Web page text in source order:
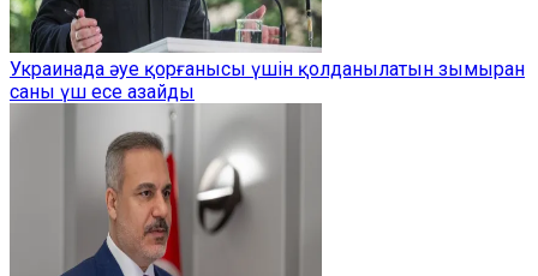
Украинада әуе қорғанысы үшін қолданылатын зымыран
саны үш есе азайды